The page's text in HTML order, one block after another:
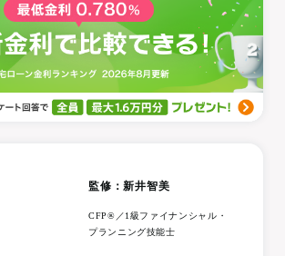
監修：新井智美
CFP®／1級ファイナンシャル・
プランニング技能士